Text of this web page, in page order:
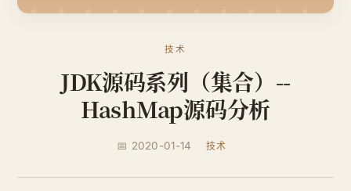
技术
JDK源码系列（集合）--
HashMap源码分析
📅 2020-01-14 技术